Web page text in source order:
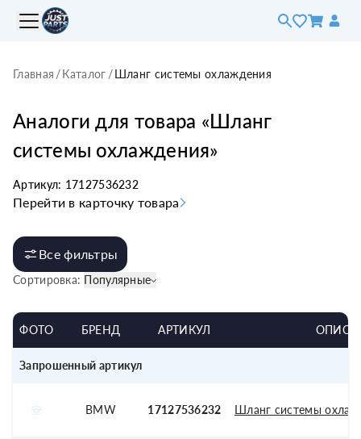
Главная /Каталог /Шланг системы охлаждения
Аналоги для товара «Шланг
системы охлаждения»
Артикул: 17127536232
Перейти в карточку товара
Все фильтры
Сортировка: Популярные
ФОТО БРЕНД АРТИКУЛ
Запрошенный артикул
BMW 17127536232 Шланг системы